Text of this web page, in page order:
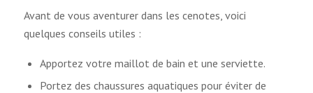
Avant de vous aventurer dans les cenotes, voici
quelques conseils utiles :
Apportez votre maillot de bain et une serviette.
Portez des chaussures aquatiques pour éviter de